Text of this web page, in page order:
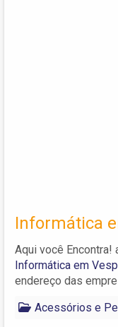
Informática
Aqui você
Informática em
endereço das
Acessórios e